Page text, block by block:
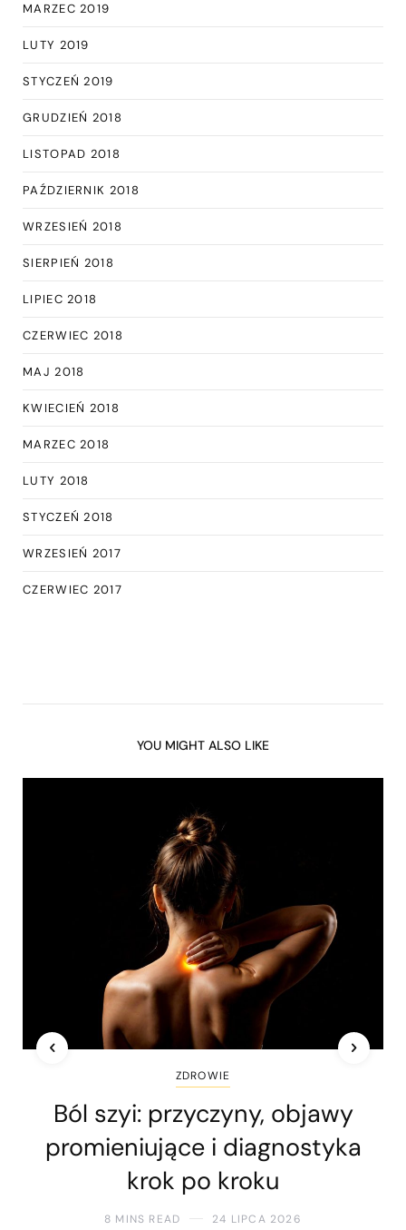
MARZEC 2019
LUTY 2019
STYCZEŃ 2019
GRUDZIEŃ 2018
LISTOPAD 2018
PAŹDZIERNIK 2018
WRZESIEŃ 2018
SIERPIEŃ 2018
LIPIEC 2018
CZERWIEC 2018
MAJ 2018
KWIECIEŃ 2018
MARZEC 2018
LUTY 2018
STYCZEŃ 2018
WRZESIEŃ 2017
CZERWIEC 2017
YOU MIGHT ALSO LIKE
ZDROWIE
Ból szyi: przyczyny, objawy
promieniujące i diagnostyka
krok po kroku
8 MINS READ 24 LIPCA 2026